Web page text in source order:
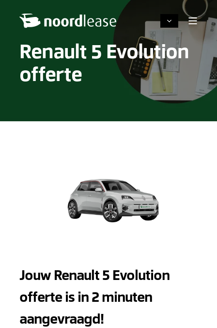
Renault 5 Evolution
offerte
Jouw Renault 5 Evolution
offerte is in 2 minuten
aangevraagd!